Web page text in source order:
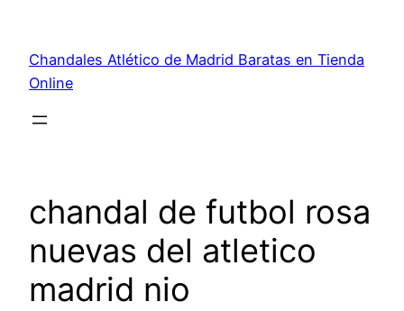
contenido
Chandales Atlético de Madrid Baratas en Tienda
Online
chandal de futbol rosa
nuevas del atletico
madrid nio